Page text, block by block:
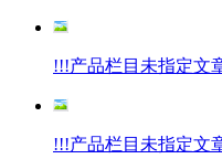
!!!产品栏目未指定文
!!!产品栏目未指定文